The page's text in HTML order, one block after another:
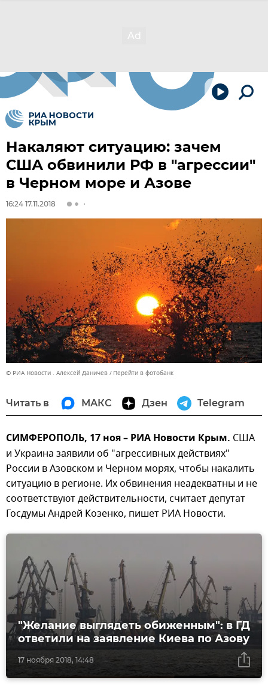
Накаляют ситуацию: зачем
США обвинили РФ в "агрессии"
в Черном море и Азове
16:24 17.11.2018
© РИА Новости . Алексей Даничев Перейти в фотобанк
Читать в МАКС Дзен Telegram
СИМФЕРОПОЛЬ, 17 ноя – РИА Новости Крым. США
и Украина заявили об "агрессивных действиях"
России в Азовском и Черном морях, чтобы накалить
ситуацию в регионе. Их обвинения неадекватны и не
соответствуют действительности, считает депутат
Госдумы Андрей Козенко, пишет РИА Новости.
17 ноября 2018, 14:48
"Желание выглядеть обиженным": в ГД
ответили на заявление Киева по Азову